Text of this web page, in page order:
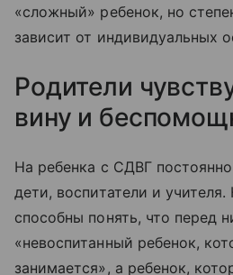
«сложный» ребенок, но
зависит от индивидуальных
Родители
вину и
На ребенка с СДВГ
дети, воспитатели и
способны понять, что перед
«невоспитанный ребенок,
занимается», а ребенок,